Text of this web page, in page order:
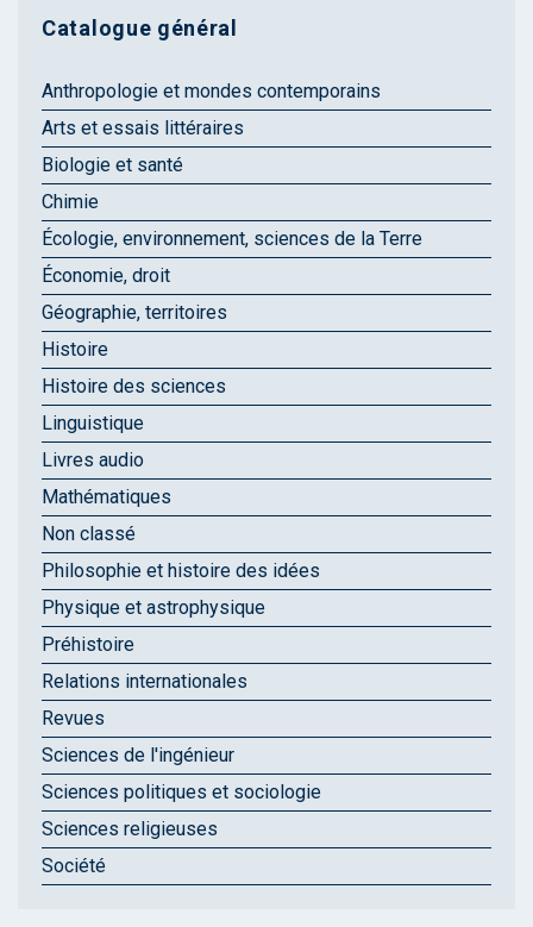
Catalogue général
Anthropologie et mondes contemporains
Arts et essais littéraires
Biologie et santé
Chimie
Écologie, environnement, sciences de la Terre
Économie, droit
Géographie, territoires
Histoire
Histoire des sciences
Linguistique
Livres audio
Mathématiques
Non classé
Philosophie et histoire des idées
Physique et astrophysique
Préhistoire
Relations internationales
Revues
Sciences de l'ingénieur
Sciences politiques et sociologie
Sciences religieuses
Société